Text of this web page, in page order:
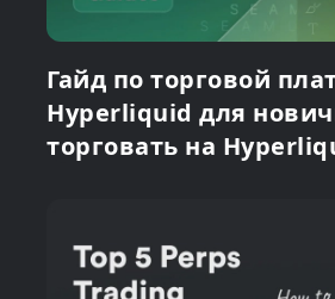
Гайд по торговой
Hyperliquid для
торговать на